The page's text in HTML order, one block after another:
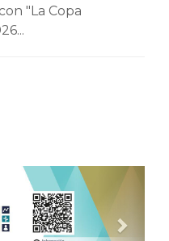
"La Copa